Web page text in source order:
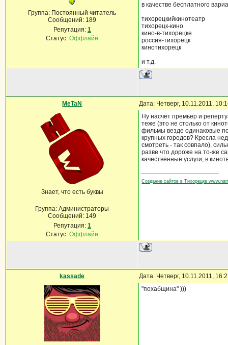
Группа: Постоянный читатель
Сообщений: 189
Репутация: 1
Статус:Оффлайн
в качестве бесплатного
тихорецкийкинотеатр
тихорецк-кино
кино-в-тихорецке
россия-тихорецк
кинотихорецк
и т.д.
MeTaN Дата: Четверг, 10.11.2011,
Знает, что есть буквы
Группа: Администраторы
Сообщений: 149
Репутация: 1
Статус:Оффлайн
Ну насчёт премьер и
теже (это не столько от
фильмы везде одинаковые по
крупных городов? Кресла
смотреть - так совпало),
разве что дороже на то-же
качественные услуги, в
Создание сайтов в Тихорецке
kassade Дата: Четверг, 10.11.2011,
"похабщина" )))